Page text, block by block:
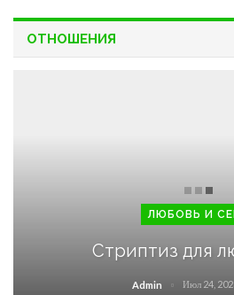
ОТНОШЕНИЯ
ЛЮБОВЬ И
Стриптиз для
Admin Июл 24,